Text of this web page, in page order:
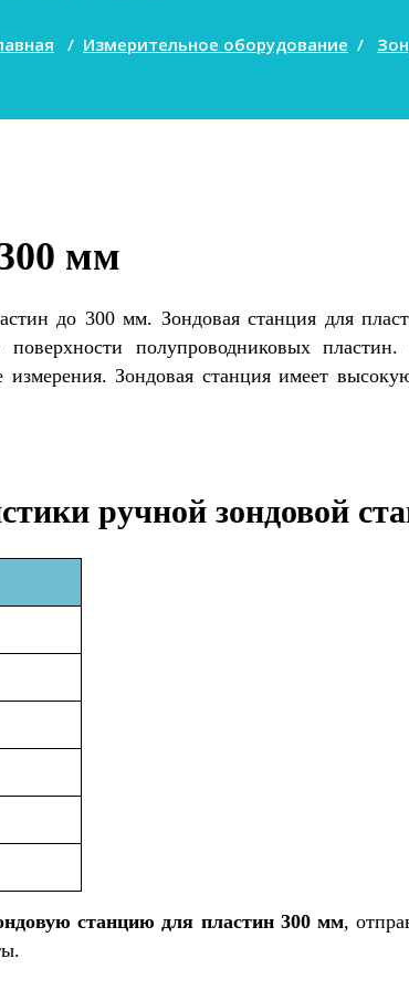
/ Измерительное оборудование /
мм
до 300 мм. Зондовая станция для
полупроводниковых
Зондовая станция имеет
ручной зондовой
станцию для пластин 300 мм,